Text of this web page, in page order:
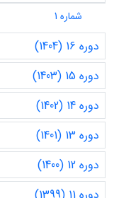
شماره 1
دوره 16 (1404)
دوره 15 (1403)
دوره 14 (1402)
دوره 13 (1401)
دوره 12 (1400)